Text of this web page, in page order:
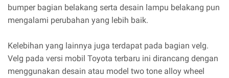
bumper bagian belakang serta desain lampu belakang pun
mengalami perubahan yang lebih baik.
Kelebihan yang lainnya juga terdapat pada bagian velg.
Velg pada versi mobil Toyota terbaru ini dirancang dengan
menggunakan desain atau model two tone alloy wheel